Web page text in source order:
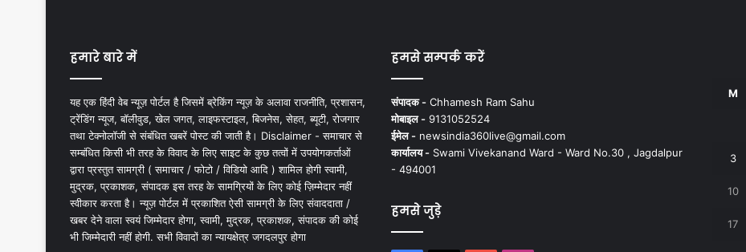
हमारे बारे में
यह एक हिंदी वेब न्यूज़ पोर्टल है जिसमें ब्रेकिंग न्यूज़ के अलावा राजनीति, प्रशासन,
ट्रेंडिंग न्यूज, बॉलीवुड, खेल जगत, लाइफस्टाइल, बिजनेस, सेहत, ब्यूटी, रोजगार
तथा टेक्नोलॉजी से संबंधित खबरें पोस्ट की जाती है। Disclaimer - समाचार से
सम्बंधित किसी भी तरह के विवाद के लिए साइट के कुछ तत्वों में उपयोगकर्ताओं
द्वारा प्रस्तुत सामग्री ( समाचार / फोटो / विडियो आदि ) शामिल होगी स्वामी,
मुद्रक, प्रकाशक, संपादक इस तरह के सामग्रियों के लिए कोई ज़िम्मेदार नहीं
स्वीकार करता है। न्यूज़ पोर्टल में प्रकाशित ऐसी सामग्री के लिए संवाददाता /
खबर देने वाला स्वयं जिम्मेदार होगा, स्वामी, मुद्रक, प्रकाशक, संपादक की कोई
भी जिम्मेदारी नहीं होगी. सभी विवादों का न्यायक्षेत्र जगदलपुर होगा
हमसे सम्पर्क करें
संपादक -Chhamesh Ram Sahu
मोबाइल -9131052524
ईमेल - newsindia360live@gmail.com
कार्यालय -Swami Vivekanand Ward - Ward No.30 , Jagdalpur
- 494001
हमसे जुड़े
M
3
10
17